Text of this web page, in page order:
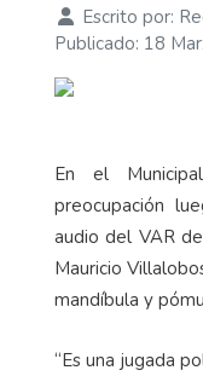
Escrito por:
Publicado: 18
En el
preocupación
audio del VAR
Mauricio
mandíbula y
“Es una jugada